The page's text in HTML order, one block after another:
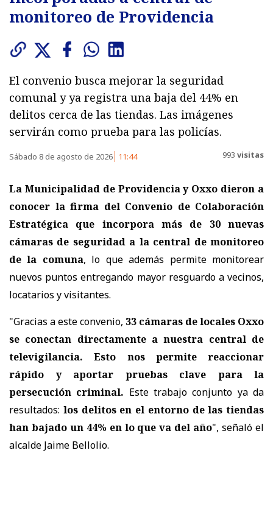
monitoreo de Providencia
El convenio busca mejorar la seguridad
comunal y ya registra una baja del 44% en
delitos cerca de las tiendas. Las imágenes
servirán como prueba para las policías.
Sábado 8 de agosto de 2026 11:44 993 visitas
La Municipalidad de Providencia y Oxxo dieron a
conocer la firma del Convenio de Colaboración
Estratégica que incorpora más de 30 nuevas
cámaras de seguridad a la central de monitoreo
de la comuna, lo que además permite monitorear
nuevos puntos entregando mayor resguardo a vecinos,
locatarios y visitantes.
"Gracias a este convenio, 33 cámaras de locales Oxxo
se conectan directamente a nuestra central de
televigilancia. Esto nos permite reaccionar
rápido y aportar pruebas clave para la
persecución criminal. Este trabajo conjunto ya da
resultados: los delitos en el entorno de las tiendas
han bajado un 44% en lo que va del año", señaló el
alcalde Jaime Bellolio.